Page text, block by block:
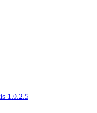
1.0.2.5